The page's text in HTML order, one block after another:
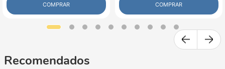
COMPRAR COMPRAR
Recomendados